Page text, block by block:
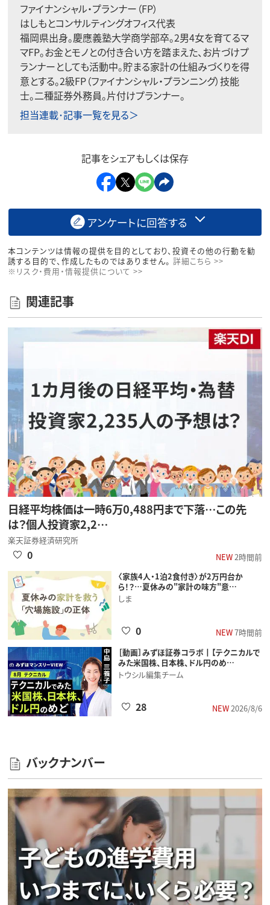
ファイナンシャル・プランナー（FP）
はしもとコンサルティングオフィス代表
福岡県出身。慶應義塾大学商学部卒。2男4女を育てるマ
マFP。お金とモノとの付き合い方を踏まえた、お片づけプ
ランナーとしても活動中。貯まる家計の仕組みづくりを得
意とする。2級FP（ファイナンシャル・プランニング）技能
士。二種証券外務員。片付けプランナー。
担当連載･記事一覧を見る＞
記事をシェアもしくは保存
アンケートに回答する
本コンテンツは情報の提供を目的としており、投資その他の行動を勧
誘する目的で、作成したものではありません。 詳細こちら >>
※リスク・費用・情報提供について >>
関連記事
日経平均株価は一時6万0,488円まで下落…この先
は？個人投資家2,2…
楽天証券経済研究所
NEW2時間前
0
〈家族4人・1泊2食付き〉が2万円台か
ら！？…夏休みの"家計の味方"意…
しま
NEW7時間前
0
［動画］みずほ証券コラボ┃【テクニカルで
みた米国株、日本株、ドル円のめ…
トウシル編集チーム
NEW2026/8/6
28
バックナンバー